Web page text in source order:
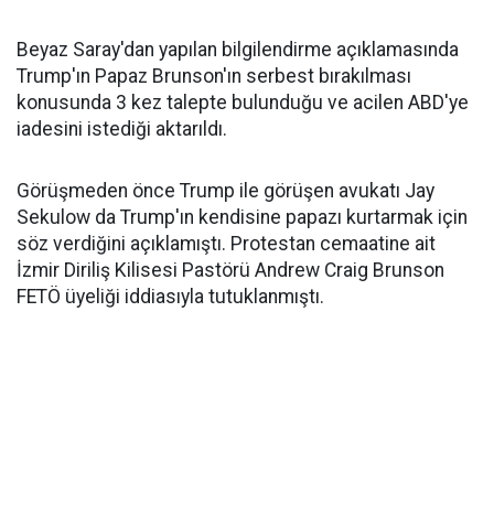
Beyaz Saray'dan yapılan bilgilendirme açıklamasında
Trump'ın Papaz Brunson'ın serbest bırakılması
konusunda 3 kez talepte bulunduğu ve acilen ABD'ye
iadesini istediği aktarıldı.
​Görüşmeden önce Trump ile görüşen avukatı Jay
Sekulow da Trump'ın kendisine papazı kurtarmak için
söz verdiğini açıklamıştı. Protestan cemaatine ait
İzmir Diriliş Kilisesi Pastörü Andrew Craig Brunson
FETÖ üyeliği iddiasıyla tutuklanmıştı.